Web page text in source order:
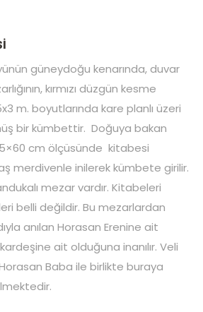
güneydoğu kenarında, duvar
kırmızı düzgün kesme
m. boyutlarında kare planlı üzeri
bir kümbettir. Doğuya bakan
cm ölçüsünde kitabesi
merdivenle inilerek kümbete girilir.
mezar vardır. Kitabeleri
belli değildir. Bu mezarlardan
anılan Horasan Erenine ait
ait olduğuna inanılır. Veli
Baba ile birlikte buraya